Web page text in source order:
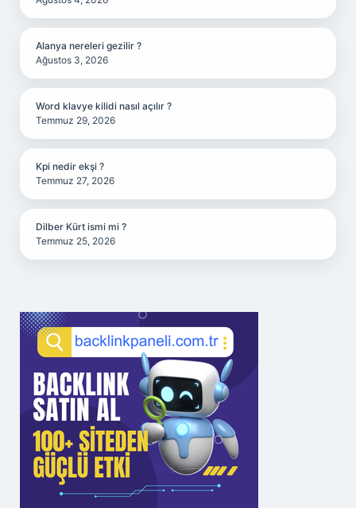
Alanya nereleri gezilir ?
Ağustos 3, 2026
Word klavye kilidi nasıl açılır ?
Temmuz 29, 2026
Kpi nedir ekşi ?
Temmuz 27, 2026
Dilber Kürt ismi mi ?
Temmuz 25, 2026